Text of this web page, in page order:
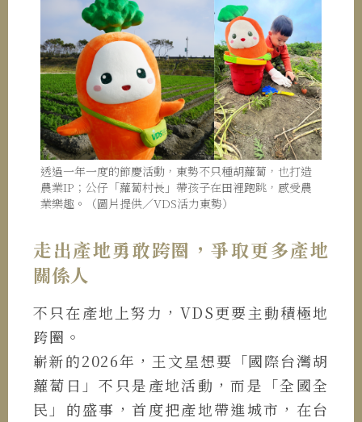
透過一年一度的節慶活動，東勢不只種胡蘿蔔，也打造
農業IP；公仔「蘿蔔村長」帶孩子在田裡跑跳，感受農
業樂趣。（圖片提供／VDS活力東勢）
走出產地勇敢跨圈，爭取更多產地
關係人
不只在產地上努力，VDS更要主動積極地
跨圈。
嶄新的2026年，王文星想要「國際台灣胡
蘿蔔日」不只是產地活動，而是「全國全
民」的盛事，首度把產地帶進城市，在台